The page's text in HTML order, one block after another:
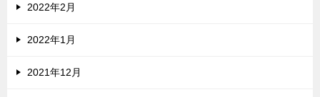
2022年2月
2022年1月
2021年12月